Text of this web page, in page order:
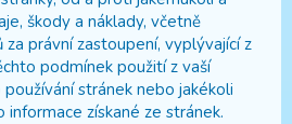
škody a náklady, včetně
právní zastoupení, vyplývající z
podmínek použití z vaší
stránek nebo jakékoli
získané ze stránek.